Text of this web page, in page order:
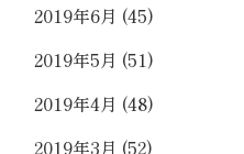
2019年6月 (45)
2019年5月 (51)
2019年4月 (48)
2019年3月 (52)